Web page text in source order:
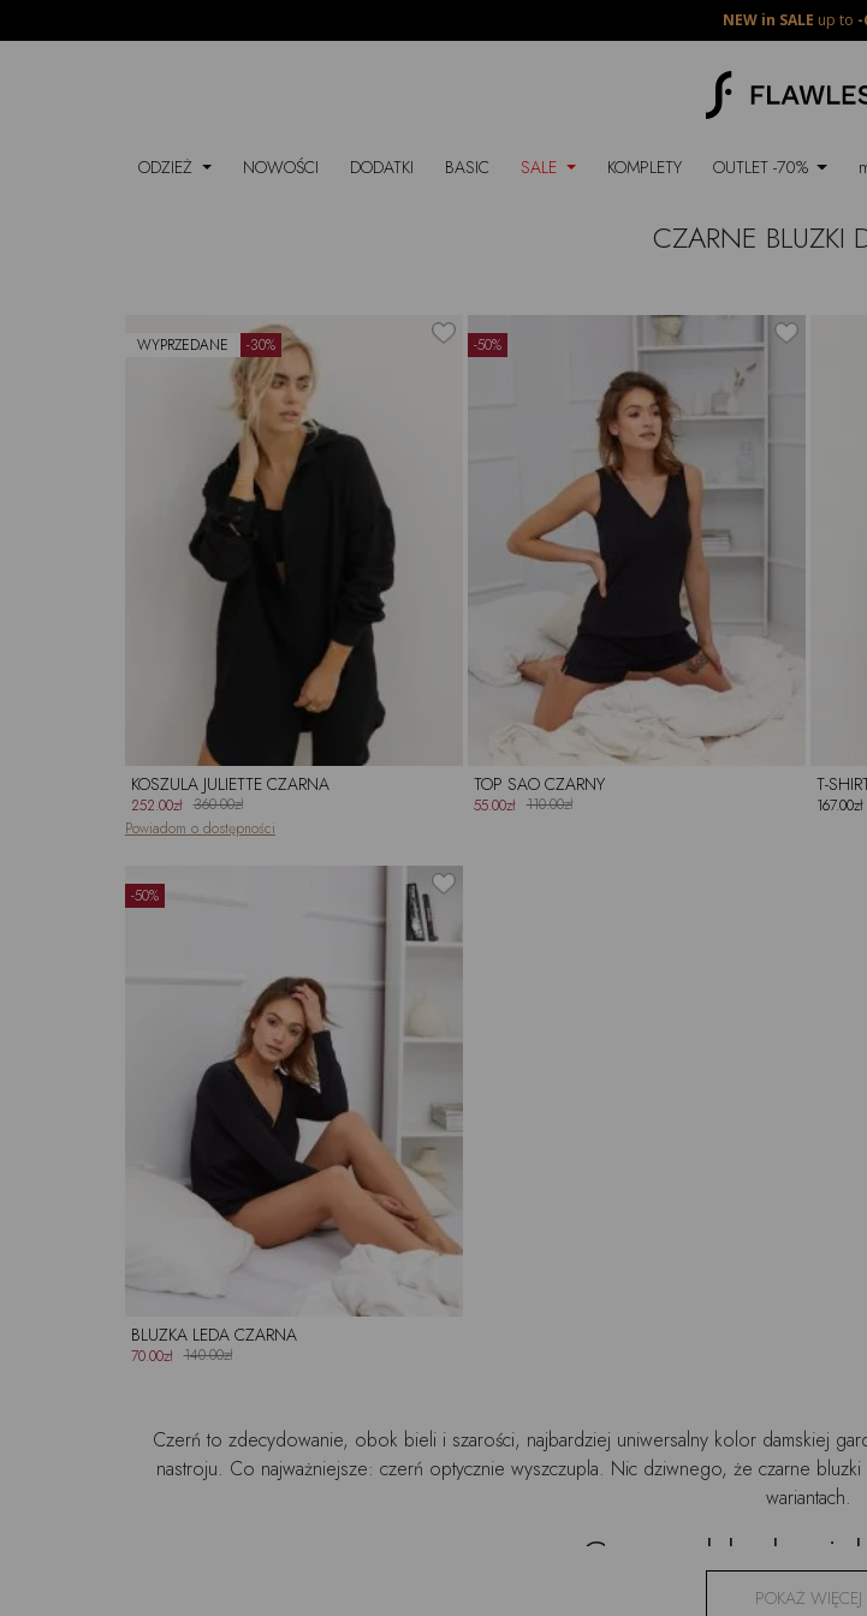
NEW in SALE up to -
ODZIEŻ NOWOŚCI DODATKI BASIC SALE KOMPLETY OUTLET -70%
CZARNE BLUZKI
KOSZULA JULIETTE CZARNA
252.00zł 360.00zł
Powiadom o dostępności
WYPRZEDANE -30%
TOP SAO CZARNY
55.00zł 110.00zł
-50%
T-
167.00zł
BLUZKA LEDA CZARNA
70.00zł 140.00zł
-50%
Czerń to zdecydowanie, obok bieli i szarości, najbardziej uniwersalny kolor damskiej
nastroju. Co najważniejsze: czerń optycznie wyszczupla. Nic dziwnego, że czarne
wariantach.
Czarna bluzka:
Czarna bluzka to uniwersalny element damskiej garderoby. Właściwie każda kobieta
POKAŻ WIĘCEJ